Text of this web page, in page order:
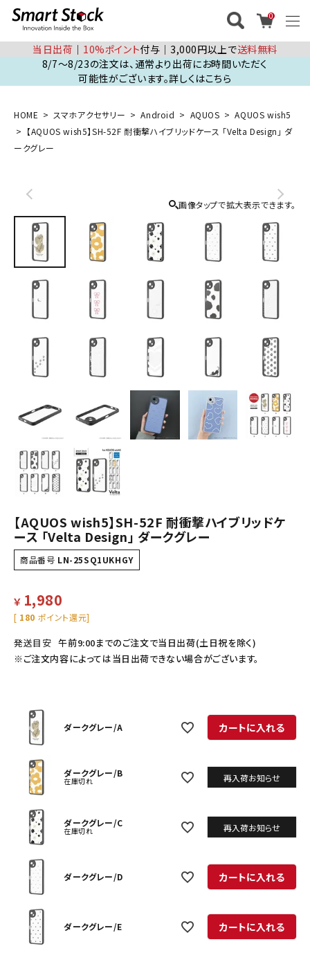
0
当日出荷 │ 10%ポイント付与│3,000円以上で送料無料
8/7～8/23の注文は、通常より出荷にお時間いただく
可能性がございます。詳しくはこちら
HOME スマホアクセサリー Android AQUOS
AQUOS wish5
【AQUOS wish5】SH-52F 耐衝撃ハイブリッドケース 「Velta Design」 ダ
ークグレー
画像タップで拡大表示できます。
【AQUOS wish5】SH-52F 耐衝撃ハイブリッドケ
ース 「Velta Design」 ダークグレー
商品番号 LN-25SQ1UKHGY
￥ 1,980
[ 180 ポイント還元]
発送目安 午前9:00までのご注文で当日出荷(土日祝を除く)
※ご注文内容によっては当日出荷できない場合がございます。
ダークグレー/A カートに入れる
ダークグレー/B
在庫切れ 再入荷お知らせ
ダークグレー/C
在庫切れ 再入荷お知らせ
ダークグレー/D カートに入れる
ダークグレー/E カートに入れる